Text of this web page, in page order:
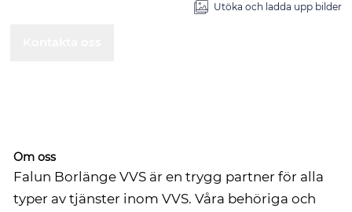
Utöka och ladda upp bilder
Om oss
Falun Borlänge VVS är en trygg partner för alla
typer av tjänster inom VVS. Våra behöriga och